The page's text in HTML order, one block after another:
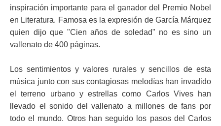
inspiración importante para el ganador del Premio Nobel
en Literatura. Famosa es la expresión de García Márquez
quien dijo que "Cien años de soledad" no es sino un
vallenato de 400 páginas.
Los sentimientos y valores rurales y sencillos de esta
música junto con sus contagiosas melodías han invadido
el terreno urbano y estrellas como Carlos Vives han
llevado el sonido del vallenato a millones de fans por
todo el mundo. Otros han seguido los pasos del Carlos